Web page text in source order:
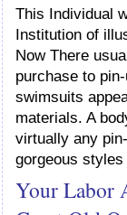
This Individual
Institution of
Now There
purchase to
swimsuits
materials. A
virtually any
gorgeous
Your Labor